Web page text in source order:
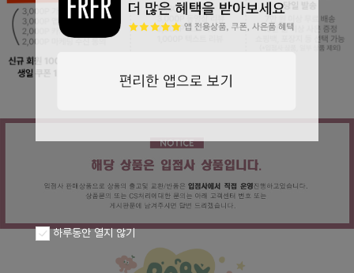
하루동안 열지 않기